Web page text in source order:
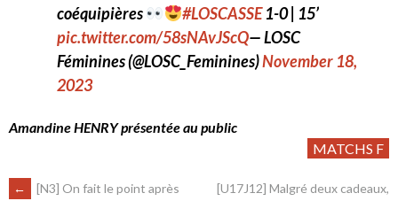
coéquipières
#LOSCASSE1-0 | 15’
pic.twitter.com/58sNAvJScQ— LOSC
Féminines (@LOSC_Feminines)November 18,
2023
Amandine HENRY présentée au public
MATCHS F
←
[N3] On fait le point après
[U17J12] Malgré deux cadeaux,